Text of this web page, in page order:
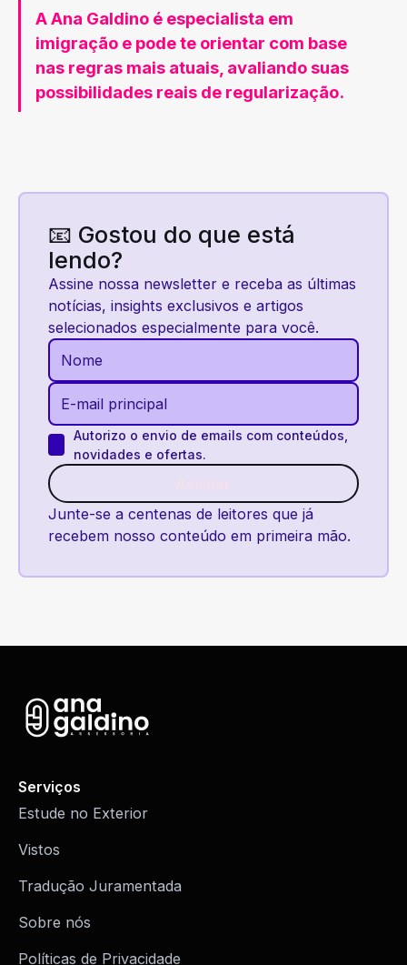
A Ana Galdino é especialista em
imigração e pode te orientar com base
nas regras mais atuais, avaliando suas
possibilidades reais de regularização.
📧 Gostou do que está
lendo?
Assine nossa newsletter e receba as últimas
notícias, insights exclusivos e artigos
selecionados especialmente para você.
Autorizo o envio de emails com conteúdos,
novidades e ofertas.
Junte-se a centenas de leitores que já
recebem nosso conteúdo em primeira mão.
Serviços
Estude no Exterior
Vistos
Tradução Juramentada
Sobre nós
Políticas de Privacidade